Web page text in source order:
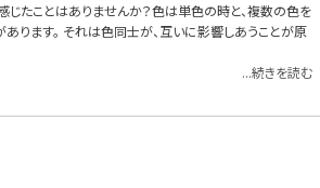
たことはありませんか？色は単色の時と、複数の色を
ります。 それは色同士が、互いに影響しあうことが原
...続きを読む